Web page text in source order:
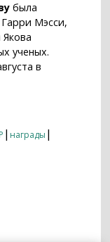
была
Мэсси,
ученых.
в
| награды |